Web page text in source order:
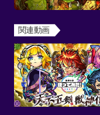
関連動画